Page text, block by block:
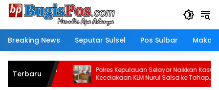
Langsung
Breaking News
Seputar Sulsel Pos Sulbar
Terbaru
ki Peserta
Polres Kepulauan Selayar Naikkan Kasus
Kecelakaan KLM Nurul Salsa ke Tahap
Penyidikan